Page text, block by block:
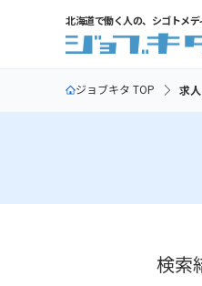
北海道で働く人の、シゴトメデ
ジョブキタ TOP 求
検索